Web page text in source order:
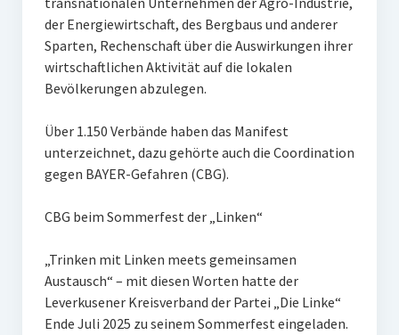
der Energiewirtschaft, des Bergbaus und anderer
Sparten, Rechenschaft über die Auswirkungen ihrer
wirtschaftlichen Aktivität auf die lokalen
Bevölkerungen abzulegen.
Über 1.150 Verbände haben das Manifest
unterzeichnet, dazu gehörte auch die Coordination
gegen BAYER-Gefahren (CBG).
CBG beim Sommerfest der „Linken“
„Trinken mit Linken meets gemeinsamen
Austausch“ – mit diesen Worten hatte der
Leverkusener Kreisverband der Partei „Die Linke“
Ende Juli 2025 zu seinem Sommerfest eingeladen.